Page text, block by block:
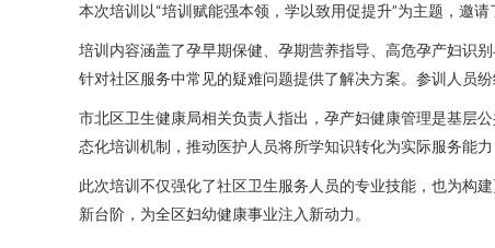
本次培训以“培训赋能强本领，学以致用促提升”为主题，邀
培训内容涵盖了孕早期保健、孕期营养指导、高危孕产妇识
针对社区服务中常见的疑难问题提供了解决方案。参训人员
市北区卫生健康局相关负责人指出，孕产妇健康管理是基层
态化培训机制，推动医护人员将所学知识转化为实际服务能力
此次培训不仅强化了社区卫生服务人员的专业技能，也为构
新台阶，为全区妇幼健康事业注入新动力。